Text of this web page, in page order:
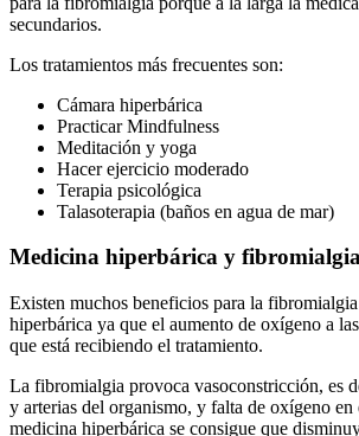
secundarios.
Los tratamientos más frecuentes son:
Cámara hiperbárica
Practicar Mindfulness
Meditación y yoga
Hacer ejercicio moderado
Terapia psicológica
Talasoterapia (baños en agua de mar)
Medicina hiperbárica y
Existen muchos beneficios para la
hiperbárica ya que el aumento de oxígeno a
que está recibiendo el tratamiento.
La fibromialgia provoca vasoconstricción, es
y arterias del organismo, y falta de oxígeno en
medicina hiperbárica se consigue que